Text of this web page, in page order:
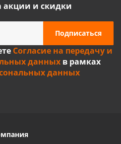
акции и скидки
Согласие на передачу и
данныхв рамках
данных